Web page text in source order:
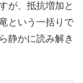
が、抵抗増加と
という一括りで
静かに読み解き